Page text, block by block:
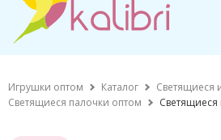
Игрушки оптом Каталог
Светящиеся
Светящиеся палочки оптом
Светящиеся